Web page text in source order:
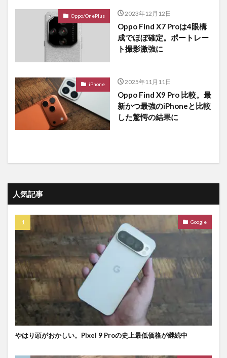
Oppo/OnePlus 2023年12月12日
Oppo Find X7 Proは4眼構
成でほぼ確定。ポートレー
ト撮影激強に
iPhone 2025年11月11日
Oppo Find X9 Pro 比較。最
新かつ最強のiPhoneと比較
した驚愕の結果に
人気記事
Google
やはり頭がおかしい。Pixel 9 Proの史上最低価格が継続中